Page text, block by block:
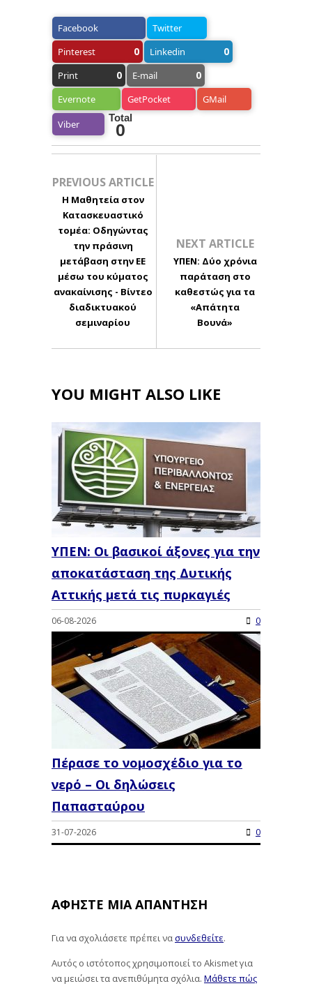
Facebook
Twitter
Pinterest
0 Linkedin 0
Print 0 E-mail 0
Evernote GetPocket GMail
Viber
Total
0
PREVIOUS ARTICLE
Η Μαθητεία στον
Κατασκευαστικό
τομέα: Οδηγώντας
την πράσινη
μετάβαση στην ΕΕ
μέσω του κύματος
ανακαίνισης - Βίντεο
διαδικτυακού
σεμιναρίου
NEXT ARTICLE
ΥΠΕΝ: Δύο χρόνια
παράταση στο
καθεστώς για τα
«Απάτητα
Βουνά»
YOU MIGHT ALSO LIKE
ΥΠΕΝ: Oι βασικοί άξονες για την
αποκατάσταση της Δυτικής
Αττικής μετά τις πυρκαγιές
06-08-2026 0
Πέρασε το νομοσχέδιο για το
νερό – Οι δηλώσεις
Παπασταύρου
31-07-2026 0
ΑΦΉΣΤΕ ΜΙΑ ΑΠΆΝΤΗΣΗ
Για να σχολιάσετε πρέπει νασυνδεθείτε.
Αυτός ο ιστότοπος χρησιμοποιεί το Akismet για
να μειώσει τα ανεπιθύμητα σχόλια. Μάθετε πώς